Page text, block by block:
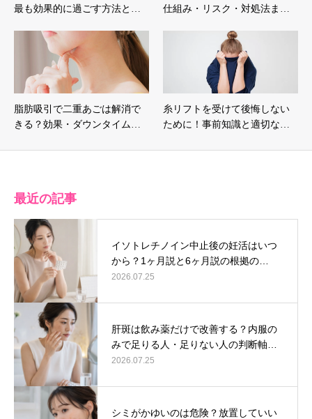
最も効果的に過ごす方法と…
仕組み・リスク・対処法ま…
脂肪吸引で二重あごは解消で
きる？効果・ダウンタイム…
糸リフトを受けて後悔しない
ために！事前知識と適切な…
最近の記事
イソトレチノイン中止後の妊活はいつ
から？1ヶ月説と6ヶ月説の根拠の…
2026.07.25
肝斑は飲み薬だけで改善する？内服の
みで足りる人・足りない人の判断軸…
2026.07.25
シミがかゆいのは危険？放置していい